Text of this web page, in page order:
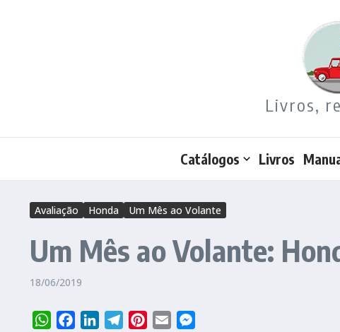
Livros,
Catálogos Livros
Avaliação Honda Um Mês ao Volante
Um Mês ao Volante:
18/06/2019
WhatsAppFacebookLinkedInTelegramPinterest
Email